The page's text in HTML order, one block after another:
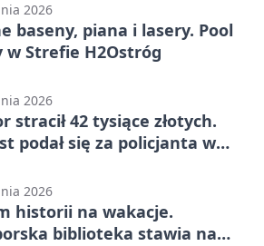
2026
baseny, piana i lasery. Pool
w Strefie H2Ostróg
2026
stracił 42 tysiące złotych.
podał się za policjanta w
2026
historii na wakacje.
biblioteka stawia na